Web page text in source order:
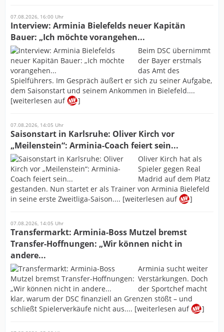
07.08.2026, 16:00 Uhr
Interview: Arminia Bielefelds neuer Kapitän
Bauer: „Ich möchte vorangehen...
Beim DSC übernimmt
der Bayer erstmals
das Amt des
Spielführers. Im Gespräch äußert er sich zu seiner Aufgabe,
dem Saisonstart und seinem Ankommen in Bielefeld....
[weiterlesen auf
]
07.08.2026, 14:05 Uhr
Saisonstart in Karlsruhe: Oliver Kirch vor
„Meilenstein“: Arminia-Coach feiert sein...
Oliver Kirch hat als
Spieler gegen Real
Madrid auf dem Platz
gestanden. Nun startet er als Trainer von Arminia Bielefeld
in seine erste Zweitliga-Saison.... [weiterlesen auf
]
07.08.2026, 14:05 Uhr
Transfermarkt: Arminia-Boss Mutzel bremst
Transfer-Hoffnungen: „Wir können nicht in
andere...
Arminia sucht weiter
Verstärkungen. Doch
der Sportchef macht
klar, warum der DSC finanziell an Grenzen stößt – und
schließt Spielerverkäufe nicht aus.... [weiterlesen auf
]